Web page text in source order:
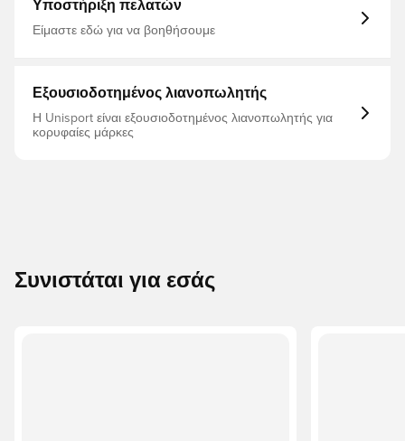
Υποστήριξη πελατών
Είμαστε εδώ για να βοηθήσουμε
Εξουσιοδοτημένος λιανοπωλητής
Η Unisport είναι εξουσιοδοτημένος λιανοπωλητής για
κορυφαίες μάρκες
Συνιστάται για εσάς